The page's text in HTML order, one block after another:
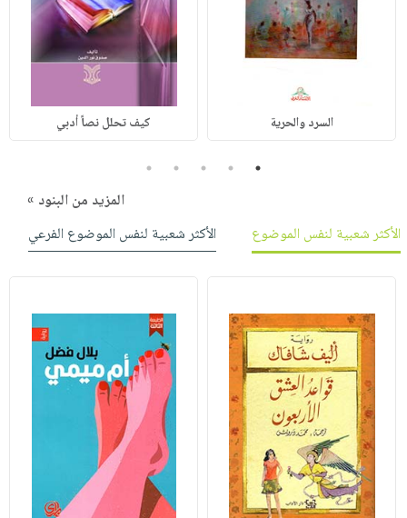
السرد والحرية كيف تحلل نصاً أدبي
1
2
3
4
5
المزيد من البنود »
الأكثر شعبية لنفس الموضوع
الأكثر شعبية لنفس الموضوع الفرعي